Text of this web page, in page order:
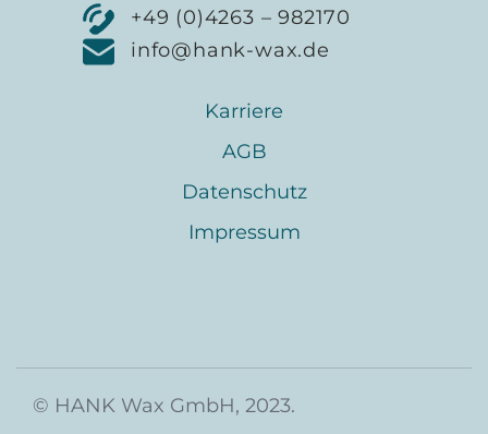
+49 (0)4263 – 982170
info@hank-wax.de
Karriere
AGB
Datenschutz
Impressum
© HANK Wax GmbH, 2023.